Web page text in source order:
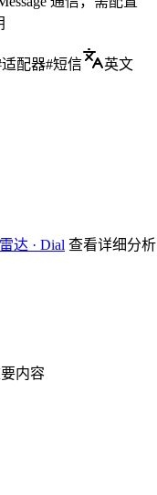
适配器#短信 英文
达 · Dial 查看详细分析
内容